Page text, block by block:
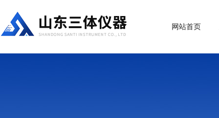
网站首页